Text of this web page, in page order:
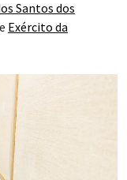
Santos dos
e Exército da